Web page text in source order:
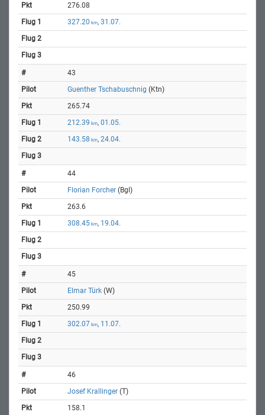
276.08
327.20 km, 31.07.
43
Guenther Tschabuschnig (Ktn)
265.74
212.39 km, 01.05.
143.58 km, 24.04.
44
Florian Forcher (Bgl)
263.6
308.45 km, 19.04.
45
Elmar Türk (W)
250.99
302.07 km, 11.07.
46
Josef Krallinger (T)
158.1